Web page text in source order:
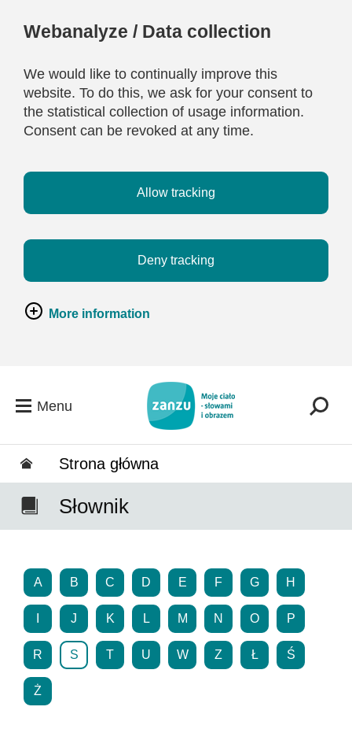
Webanalyze / Data collection
We would like to continually improve this
website. To do this, we ask for your consent to
the statistical collection of usage information.
Consent can be revoked at any time.
Allow tracking
Deny tracking
More information
Menu
Strona główna
Słownik
A B C D E F G H
J K L M N O P
R S T U W Z Ł Ś
Ż